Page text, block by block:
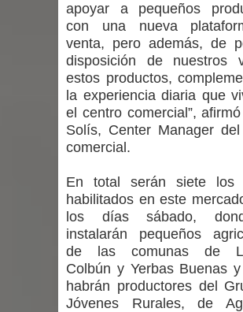
en la alta cordillera del
impacto ambiental
INDAP entregó $189
incentivos a usuarios de
de la provincia de Linares
Municipalidad de Curicó
innovación en tecnología
con nuevas pantallas
Colegio El Boldo
apoyar a pequeños
con una nueva
venta, pero además, de
disposición de nuestros
estos productos,
la experiencia diaria que
el centro comercial”,
Solís, Center Manager
comercial.
En total serán siete los
habilitados en este
los días sábado,
instalarán pequeños
de las comunas de
Colbún y Yerbas Buenas
habrán productores del
Jóvenes Rurales, de